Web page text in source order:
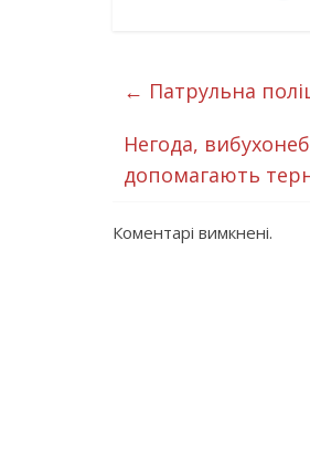
← Патрульна
Негода,
допомагають
Коментарі вимкнені.